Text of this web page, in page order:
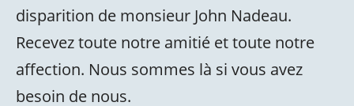
disparition de monsieur John Nadeau.
Recevez toute notre amitié et toute notre
affection. Nous sommes là si vous avez
besoin de nous.